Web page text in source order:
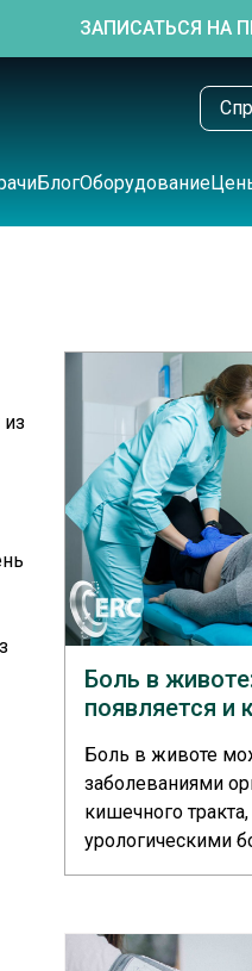
ЗАПИСАТЬСЯ НА
БлогОборудование
Боль в
появляется и
Боль в животе
заболеваниями
кишечного
урологическими
сильно болит